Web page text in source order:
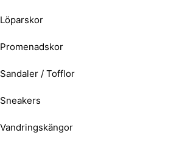
Löparskor
Promenadskor
Sandaler / Tofflor
Sneakers
Vandringskängor